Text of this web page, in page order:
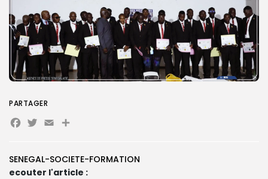
Search
for:
SENEGAL-SOCIETE-FORMATION
ecouter l'article :
PARTAGER
Facebook
Twitter
EmailPartager